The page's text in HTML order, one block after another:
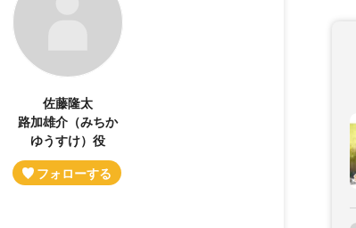
佐藤隆太
路加雄介（みちか
ゆうすけ）役